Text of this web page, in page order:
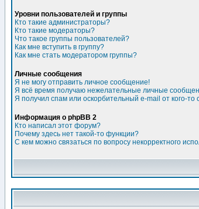
Уровни пользователей и группы
Кто такие администраторы?
Кто такие модераторы?
Что такое группы пользователей?
Как мне вступить в группу?
Как мне стать модератором группы?
Личные сообщения
Я не могу отправить личное сообщение!
Я всё время получаю нежелательные личные
Я получил спам или оскорбительный e-mail от кого-то
Информация о phpBB 2
Кто написал этот форум?
Почему здесь нет такой-то функции?
С кем можно связаться по вопросу некорректного